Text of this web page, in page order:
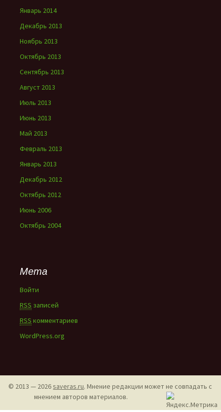
Январь 2014
Декабрь 2013
Ноябрь 2013
Октябрь 2013
Сентябрь 2013
Август 2013
Июль 2013
Июнь 2013
Май 2013
Февраль 2013
Январь 2013
Декабрь 2012
Октябрь 2012
Июнь 2006
Октябрь 2004
Мета
Войти
RSS записей
RSS комментариев
WordPress.org
© 2013 — 2026saveras.ru. Мнение редакции может не совпадать с
мнением авторов материалов.